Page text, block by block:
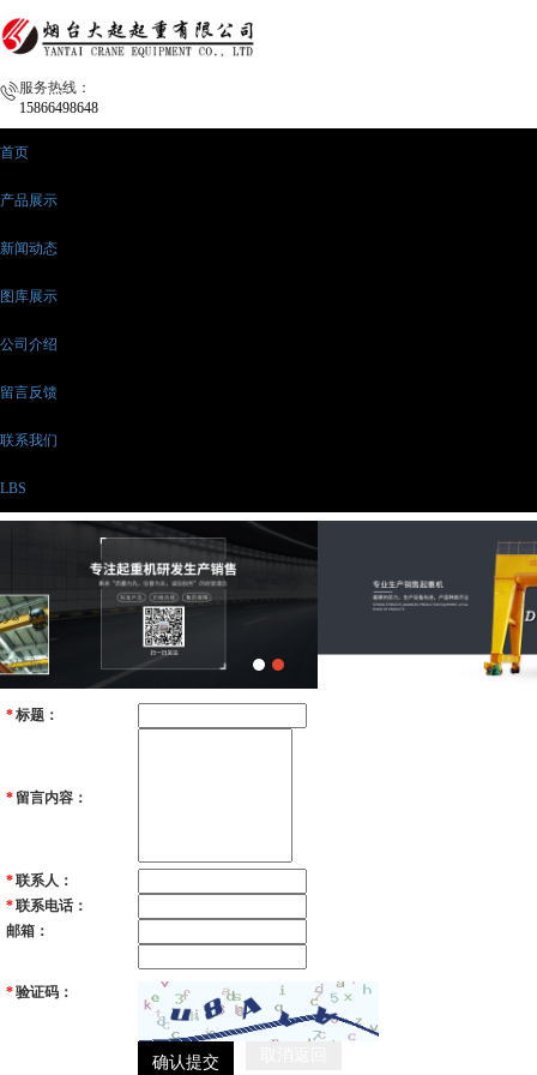
服务热线：
15866498648
首页
产品展示
新闻动态
图库展示
公司介绍
留言反馈
联系我们
LBS
*标题：
* 留言内容：
*联系人：
*联系电话：
邮箱：
*验证码：
确认提交